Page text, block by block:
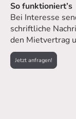
So funktioniert’s
Bei Interesse
schriftliche
den Mietvertrag
Jetzt anfragen!